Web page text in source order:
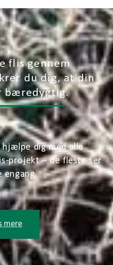
flis gennem
du dig, at din
bæredygtig.
hjælpe dig med alle
projekt – de fleste ser
engang.
mere